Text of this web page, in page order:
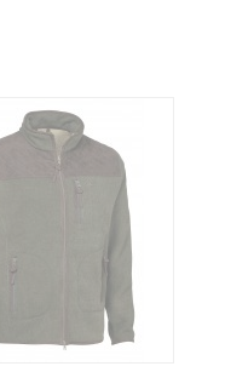
DU PRODUIT